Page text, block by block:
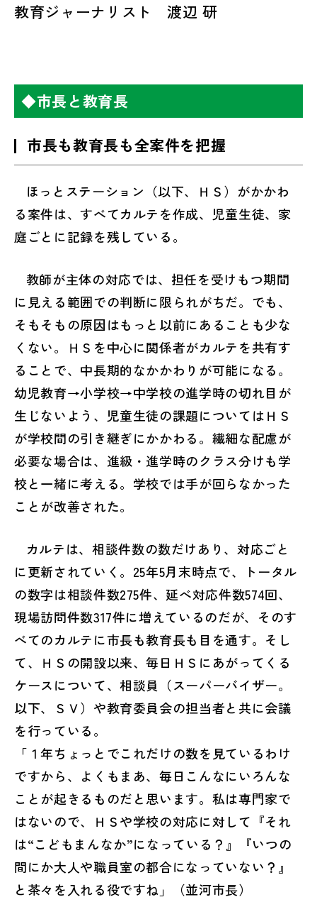
教育ジャーナリスト　渡辺 研
◆市長と教育長
市長も教育長も全案件を把握
ほっとステーション（以下、ＨＳ）がかかわ
る案件は、すべてカルテを作成、児童生徒、家
庭ごとに記録を残している。
教師が主体の対応では、担任を受けもつ期間
に見える範囲での判断に限られがちだ。でも、
そもそもの原因はもっと以前にあることも少な
くない。ＨＳを中心に関係者がカルテを共有す
ることで、中長期的なかかわりが可能になる。
幼児教育→小学校→中学校の進学時の切れ目が
生じないよう、児童生徒の課題についてはＨＳ
が学校間の引き継ぎにかかわる。繊細な配慮が
必要な場合は、進級・進学時のクラス分けも学
校と一緒に考える。学校では手が回らなかった
ことが改善された。
カルテは、相談件数の数だけあり、対応ごと
に更新されていく。25年5月末時点で、トータル
の数字は相談件数275件、延べ対応件数574回、
現場訪問件数317件に増えているのだが、そのす
べてのカルテに市長も教育長も目を通す。そし
て、ＨＳの開設以来、毎日ＨＳにあがってくる
ケースについて、相談員（スーパーバイザー。
以下、ＳＶ）や教育委員会の担当者と共に会議
を行っている。
「１年ちょっとでこれだけの数を見ているわけ
ですから、よくもまあ、毎日こんなにいろんな
ことが起きるものだと思います。私は専門家で
はないので、ＨＳや学校の対応に対して『それ
は“こどもまんなか”になっている？』『いつの
間にか大人や職員室の都合になっていない？』